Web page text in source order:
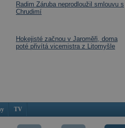
Radim Záruba neprodloužil smlouvu s
Chrudimí
Hokejisté začnou v Jaroměři, doma
poté přivítá vicemistra z Litomyšle
TV